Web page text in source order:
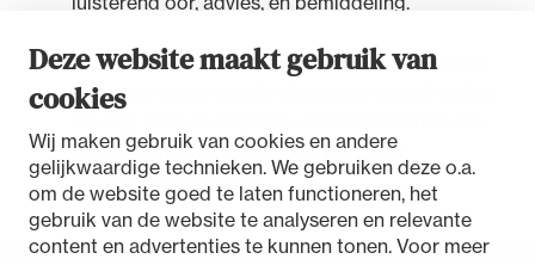
Deze website maakt gebruik van
cookies
Wij maken gebruik van cookies en andere
gelijkwaardige technieken. We gebruiken deze o.a.
om de website goed te laten functioneren, het
gebruik van de website te analyseren en relevante
content en advertenties te kunnen tonen. Voor meer
Contact met de vertrouwenspersoon is geheel
naar vrije keuze van de stagiaire en staat niet in
een klacht ingevolge artikel 16 van dit
Opleidingsreglement.
Alle wet- en regelgeving voor de advocatuur.
Van de Advocatenwet tot de Verordening op
de advocatuur (Voda) en de Regeling op de
advocatuur (Roda).